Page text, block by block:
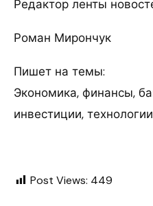
Редактор ленты
Роман Мирончук
Пишет на темы:
Экономика, финансы,
инвестиции, технологии
Post Views: 449